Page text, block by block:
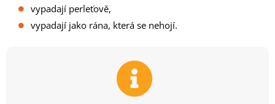
vypadají perleťově,
vypadají jako rána, která se nehojí.